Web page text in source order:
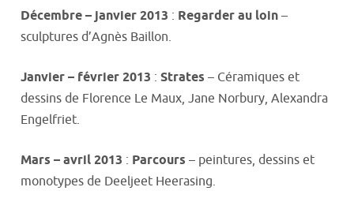
Décembre – janvier 2013 : Regarder au loin –
sculptures d’Agnès Baillon.
Janvier – février 2013 : Strates – Céramiques et
dessins de Florence Le Maux, Jane Norbury, Alexandra
Engelfriet.
Mars – avril 2013 : Parcours – peintures, dessins et
monotypes de Deeljeet Heerasing.